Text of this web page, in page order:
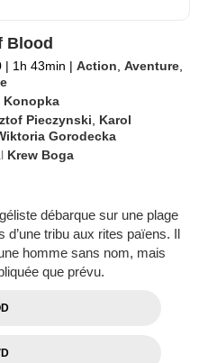
Blood
| 1h 43min | Action ,Aventure
Konopka
Pieczynski
Karol
Gorodecka
Krew Boga
débarque sur une plage
d’une tribu aux rites païens. Il
homme sans nom, mais
que prévu.